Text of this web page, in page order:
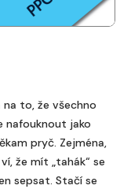
na to, že všechno
nafouknout jako
pryč. Zejména,
že mít „tahák“ se
sepsat. Stačí se